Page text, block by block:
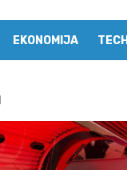
EKONOMIJA TECH